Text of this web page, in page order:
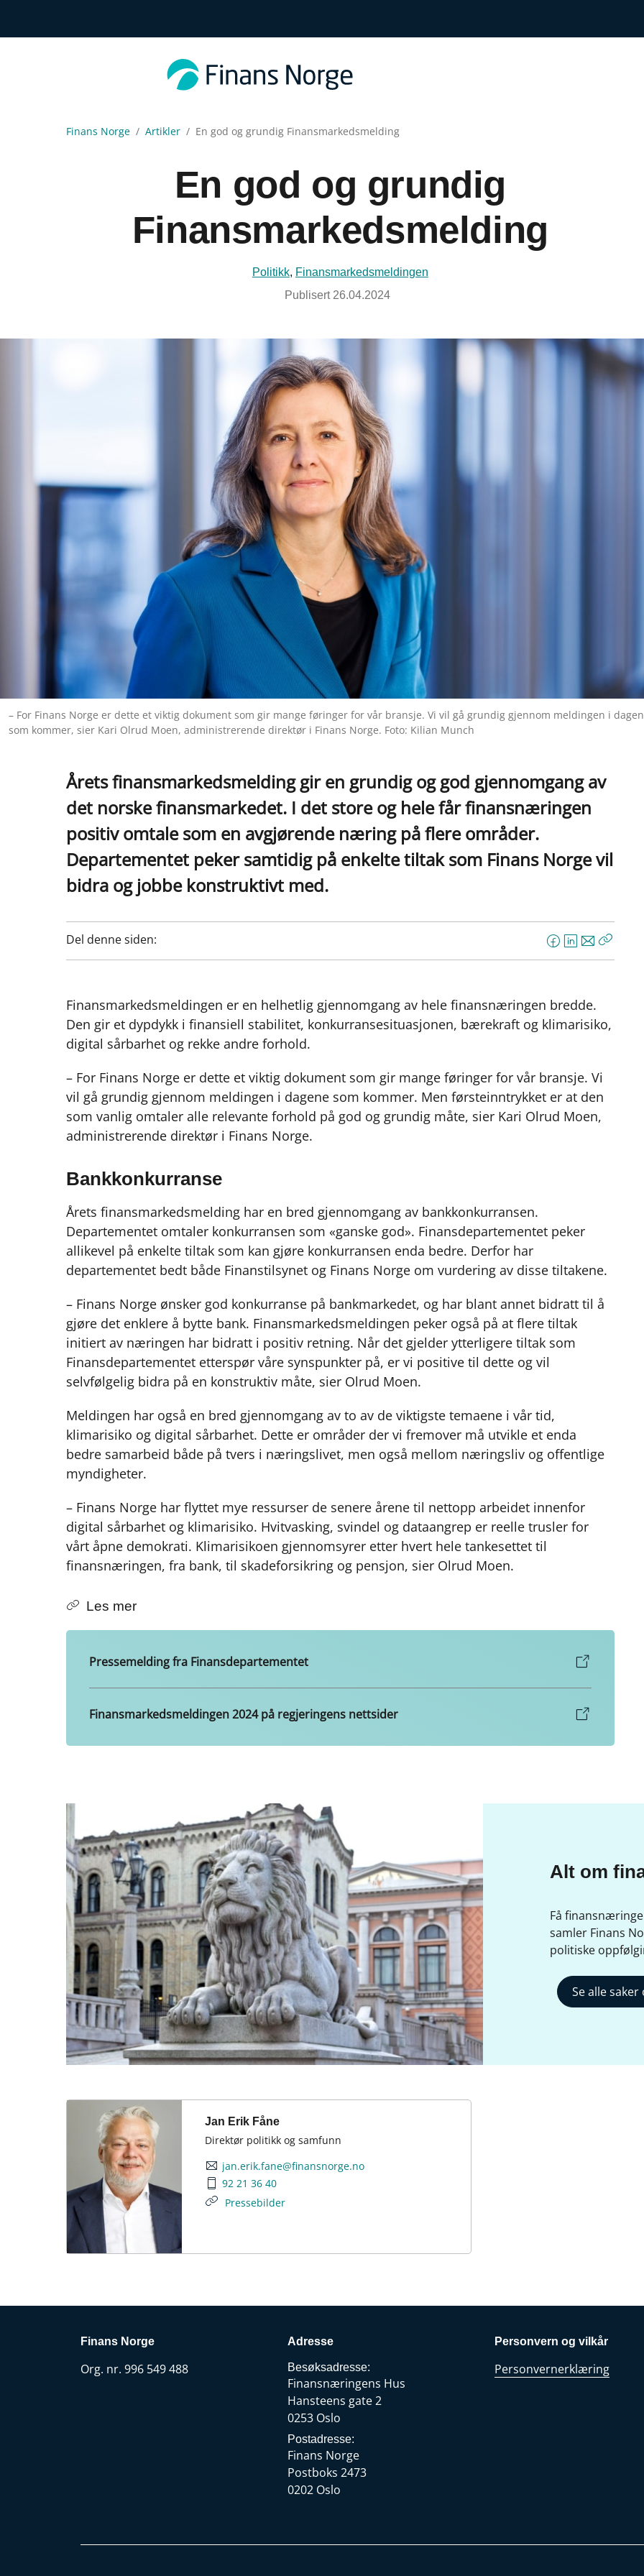
Finans Norge Artikler En god og grundig Finansmarkedsmelding
En god og grundig
Finansmarkedsmelding
Politikk, Finansmarkedsmeldingen
Publisert 26.04.2024
– For Finans Norge er dette et viktig dokument som gir mange føringer for vår bransje. Vi vil gå grundig gjennom meldingen i
som kommer, sier Kari Olrud Moen, administrerende direktør i Finans Norge. Foto: Kilian Munch
Årets finansmarkedsmelding gir en grundig og god gjennomgang av
det norske finansmarkedet. I det store og hele får finansnæringen
positiv omtale som en avgjørende næring på flere områder.
Departementet peker samtidig på enkelte tiltak som Finans Norge vil
bidra og jobbe konstruktivt med.
Del denne siden:
F
a
e
b
o
L
i
k
d
E
-
o
s
t
Kopier
Finansmarkedsmeldingen er en helhetlig gjennomgang av hele finansnæringen bredde.
Den gir et dypdykk i finansiell stabilitet, konkurransesituasjonen, bærekraft og klimarisiko,
digital sårbarhet og rekke andre forhold.
– For Finans Norge er dette et viktig dokument som gir mange føringer for vår bransje. Vi
vil gå grundig gjennom meldingen i dagene som kommer. Men førsteinntrykket er at den
som vanlig omtaler alle relevante forhold på god og grundig måte, sier Kari Olrud Moen,
administrerende direktør i Finans Norge.
Bankkonkurranse
Årets finansmarkedsmelding har en bred gjennomgang av bankkonkurransen.
Departementet omtaler konkurransen som «ganske god». Finansdepartementet peker
allikevel på enkelte tiltak som kan gjøre konkurransen enda bedre. Derfor har
departementet bedt både Finanstilsynet og Finans Norge om vurdering av disse tiltakene.
– Finans Norge ønsker god konkurranse på bankmarkedet, og har blant annet bidratt til å
gjøre det enklere å bytte bank. Finansmarkedsmeldingen peker også på at flere tiltak
initiert av næringen har bidratt i positiv retning. Når det gjelder ytterligere tiltak som
Finansdepartementet etterspør våre synspunkter på, er vi positive til dette og vil
selvfølgelig bidra på en konstruktiv måte, sier Olrud Moen.
Meldingen har også en bred gjennomgang av to av de viktigste temaene i vår tid,
klimarisiko og digital sårbarhet. Dette er områder der vi fremover må utvikle et enda
bedre samarbeid både på tvers i næringslivet, men også mellom næringsliv og offentlige
myndigheter.
– Finans Norge har flyttet mye ressurser de senere årene til nettopp arbeidet innenfor
digital sårbarhet og klimarisiko. Hvitvasking, svindel og dataangrep er reelle trusler for
vårt åpne demokrati. Klimarisikoen gjennomsyrer etter hvert hele tankesettet til
finansnæringen, fra bank, til skadeforsikring og pensjon, sier Olrud Moen.
Les mer
Pressemelding fra Finansdepartementet
Finansmarkedsmeldingen 2024 på regjeringens nettsider
Alt om
Få
samler Finans
politiske
Se alle
Jan Erik Fåne
Direktør politikk og samfunn
jan.erik.fane@finansnorge.no
92 21 36 40
Pressebilder
Finans Norge
Org. nr. 996 549 488
Adresse
Besøksadresse:
Finansnæringens Hus
Hansteens gate 2
0253 Oslo
Postadresse:
Finans Norge
Postboks 2473
0202 Oslo
Personvern og vilkår
Personvernerklæring